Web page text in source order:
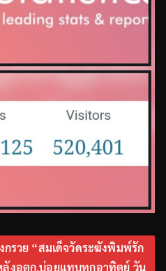
กรวย “สมเด็จวัดระฆังพิมพ์รัก
ลังอตก.บ่อยแทบทุกอาทิตย์ วัน